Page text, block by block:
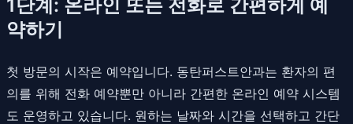
1단계: 온라인 또는 전화로 간편하게 예
약하기
첫 방문의 시작은 예약입니다. 동탄퍼스트안과는 환자의 편
의를 위해 전화 예약뿐만 아니라 간편한 온라인 예약 시스템
도 운영하고 있습니다. 원하는 날짜와 시간을 선택하고 간단